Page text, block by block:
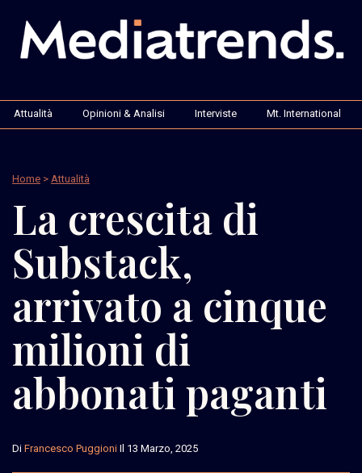
Attualità Opinioni & Analisi Interviste Mt. International
Home > Attualità
La crescita di
Substack,
arrivato a cinque
milioni di
abbonati paganti
Di Francesco Puggioni Il 13 Marzo, 2025